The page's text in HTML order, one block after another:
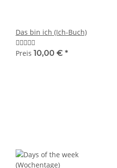
Das bin ich (Ich-Buch)
Preis 10,00 € *